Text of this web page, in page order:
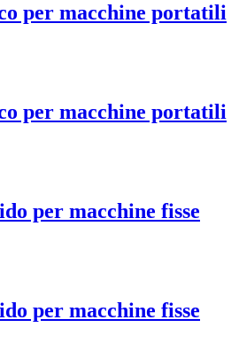
per macchine portatili
per macchine portatili
per macchine fisse
per macchine fisse